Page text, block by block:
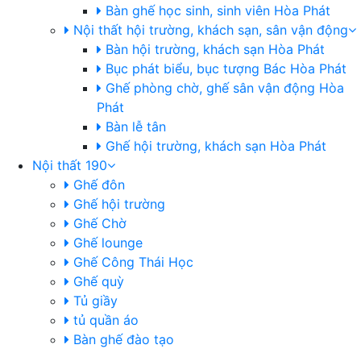
Bàn ghế học sinh, sinh viên Hòa Phát
Nội thất hội trường, khách sạn, sân vận động
Bàn hội trường, khách sạn Hòa Phát
Bục phát biểu, bục tượng Bác Hòa Phát
Ghế phòng chờ, ghế sân vận động Hòa
Phát
Bàn lễ tân
Ghế hội trường, khách sạn Hòa Phát
Nội thất 190
Ghế đôn
Ghế hội trường
Ghế Chờ
Ghế lounge
Ghế Công Thái Học
Ghế quỳ
Tủ giầy
tủ quần áo
Bàn ghế đào tạo